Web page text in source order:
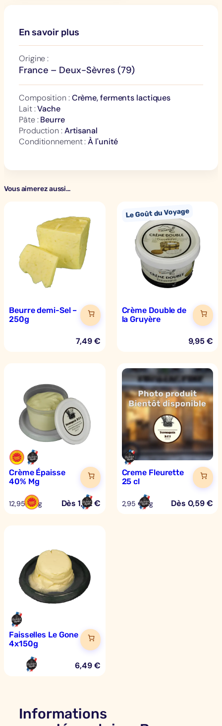
i
d
e
r
r
u
d
e
B
a
r
e
En savoir plus
Origine :
France – Deux-Sèvres (79)
Composition : Crème, ferments lactiques
Lait :Vache
Pâte : Beurre
Production :Artisanal
Conditionnement : À l'unité
Vous aimerez aussi…
Beurre demi-Sel –
250g
7,49€
Crème Double de
la Gruyère
9,95€
Crème Épaisse
40% Mg
12,95 €/kg Dès1,62€
Creme Fleurette
25 cl
2,95 €/kg Dès 0,59€
Faisselles Le Gone
4x150g
6,49€
Informations